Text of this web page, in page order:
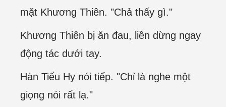
mặt Khương Thiên. "Chả thấy gì."
Khương Thiên bị ăn đau, liền dừng ngay
động tác dưới tay.
Hàn Tiểu Hy nói tiếp. "Chỉ là nghe một
giọng nói rất lạ."